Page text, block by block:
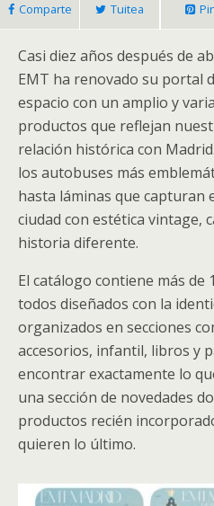
Comparte Tuitea
Casi diez años después de
EMT ha renovado su portal
espacio con un amplio y
productos que reflejan
relación histórica con
los autobuses más
hasta láminas que capturan
ciudad con estética vintage,
historia diferente.
El catálogo contiene más de
todos diseñados con la
organizados en secciones
accesorios, infantil, libros y
encontrar exactamente lo
una sección de novedades
productos recién
quieren lo último.